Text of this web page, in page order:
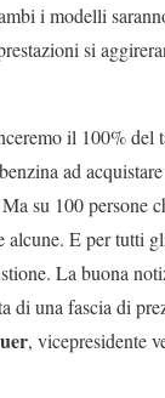
i modelli
si
il 100% del
ad
su 100 persone
alcune. E per tutti
La buona
di una fascia di
, vicepresidente